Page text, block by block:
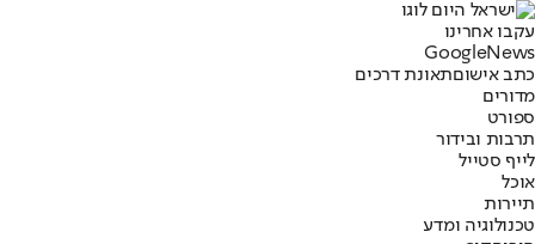
עקבו אחרינו
Googl eNews
כתב אישוםתאונת דרכים
מדורים
ספורט
תרבות ובידור
לייף סטייל
אוכל
תיירות
טכנולוגיה ומדע